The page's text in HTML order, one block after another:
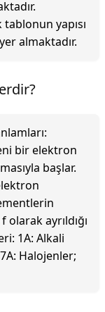
yapısı
almaktadır.
bir elektron
başlar.
ayrıldığı
1A: Alkali
Halojenler;